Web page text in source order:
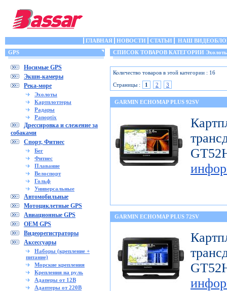
ГЛАВНАЯ НОВОСТИ СТАТЬИ
НАШ
GPS
Носимые GPS
Экшн-камеры
Река-море
Эхолоты
Картплоттеры
Радары
Panoptix
Дрессировка и слежение за
собаками
Спорт, Фитнес
Бег
Фитнес
Плавание
Велоспорт
Гольф
Универсальные
Автомобильные
Мотоциклетные GPS
Авиационные GPS
OEM GPS
Видеорегистраторы
Аксессуары
Наборы (крепление +
питание)
Морские крепления
Крепления на руль
Адаперы от 12В
Адаптеры от 220В
СПИСОК ТОВАРОВ КАТЕГОРИИ
Количество товаров в этой категории : 16
Страницы :
1 2 3
GARMIN ECHOMAP PLUS 92SV
GARMIN ECHOMAP PLUS 72SV